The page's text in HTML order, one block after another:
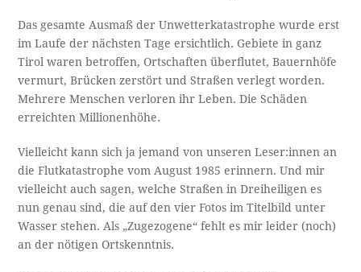
Das gesamte Ausmaß der Unwetterkatastrophe wurde erst
im Laufe der nächsten Tage ersichtlich. Gebiete in ganz
Tirol waren betroffen, Ortschaften überflutet, Bauernhöfe
vermurt, Brücken zerstört und Straßen verlegt worden.
Mehrere Menschen verloren ihr Leben. Die Schäden
erreichten Millionenhöhe.
Vielleicht kann sich ja jemand von unseren Leser:innen an
die Flutkatastrophe vom August 1985 erinnern. Und mir
vielleicht auch sagen, welche Straßen in Dreiheiligen es
nun genau sind, die auf den vier Fotos im Titelbild unter
Wasser stehen. Als „Zugezogene“ fehlt es mir leider (noch)
an der nötigen Ortskenntnis.